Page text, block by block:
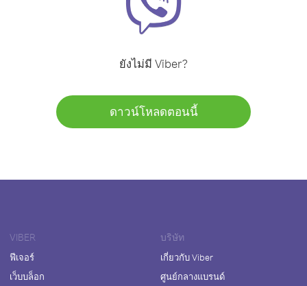
ยังไม่มี Viber?
ดาวน์โหลดตอนนี้
VIBER
ฟีเจอร์
เว็บบล็อก
บริษัท
เกี่ยวกับ Viber
ศูนย์กลางแบรนด์